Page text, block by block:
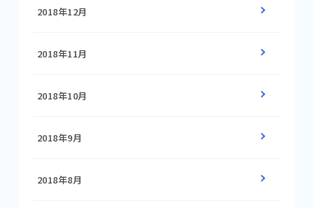
2018年12月
2018年11月
2018年10月
2018年9月
2018年8月